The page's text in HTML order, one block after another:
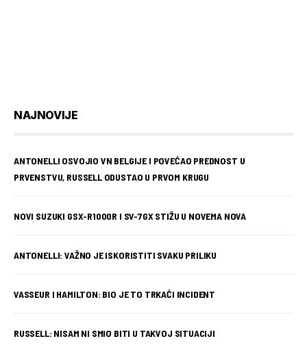
NAJNOVIJE
ANTONELLI OSVOJIO VN BELGIJE I POVEĆAO PREDNOST U
PRVENSTVU, RUSSELL ODUSTAO U PRVOM KRUGU
NOVI SUZUKI GSX-R1000R I SV-7GX STIŽU U NOVEMA NOVA
ANTONELLI: VAŽNO JE ISKORISTITI SVAKU PRILIKU
VASSEUR I HAMILTON: BIO JE TO TRKAĆI INCIDENT
RUSSELL: NISAM NI SMIO BITI U TAKVOJ SITUACIJI